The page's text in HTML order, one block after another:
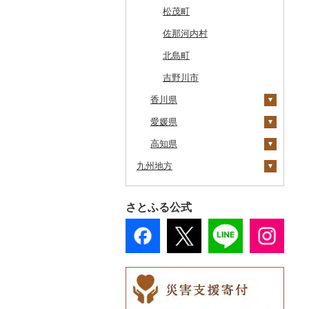
厚真町
奥尻町
網走市
浦河町
広尾町
中札内村
滝川市
比布町
鶴居村
釧路市
苫前町
当別町
占冠村
上士幌町
中泊町
外ヶ浜町
つがる市
弘前市
鰺ヶ沢町
むつ市
田舎館村
青森県（県庁）
三沢市
西目屋村
西和賀町
北上市
平泉町
洋野町
大船渡市
山田町
大槌町
蔵王町
女川町
気仙沼市
美里町
松島町
大和町
大郷町
南三陸町
仙台市
大河原町
角田市
涌谷町
八峰町
鹿角市
大仙市
八郎潟町
山辺町
戸沢村
舟形町
最上町
真室川町
寒河江市
西川町
高畠町
山形市
三川町
大江町
米沢市
磐梯町
三春町
本宮市
柳津町
鮫川村
福島市
新地町
葛尾村
三島町
桑折町
矢吹町
国見町
喜多方市
常陸大宮市
笠間市
行方市
結城市
城里町
水戸市
鉾田市
桜川市
石岡市
茨城県（県庁）
坂東市
小美玉市
大子町
益子町
芳賀町
野木町
前橋市
藤岡市
邑楽町
板倉町
嬬恋村
草津町
高崎市
群馬県（県庁）
大泉町
長野原町
中之条町
幸手市
日高市
蓮田市
川越市
宮代町
吉見町
東松山市
入間市
志木市
北本市
桶川市
加須市
八潮市
いすみ市
東庄町
館山市
大網白里市
一宮町
佐倉市
木更津市
茂原市
野田市
山武市
鴨川市
印西市
船橋市
北区
多摩市
稲城市
世田谷区
日の出町
板橋区
渋谷区
千代田区
新宿区
江東区
青梅市
国立市
福生市
綾瀬市
横須賀市
三浦市
大磯町
箱根町
横浜市
茅ヶ崎市
川崎市
厚木市
海老名市
相模原市
座間市
柏崎市
村上市
妙高市
聖籠町
刈羽村
湯沢町
新潟市
身延町
早川町
南部町
昭和町
甲府市
甲州市
丹波山村
伊那市
立科町
東御市
中野市
豊丘村
売木村
小諸市
木曽町
箕輪町
駒ヶ根市
王滝村
千曲市
茅野市
中津川市
高山市
郡上市
白川村
御嵩町
海津市
関ケ原町
七宗町
笠松町
東白川村
土岐市
岐阜県（県庁）
多治見市
袋井市
熱海市
掛川市
伊豆の国市
小山町
森町
川根本町
富士市
御前崎市
東伊豆町
西伊豆町
清水町
松崎町
愛知県（県庁）
蒲郡市
東郷町
犬山市
弥富市
東海市
新城市
春日井市
瀬戸市
大府市
半田市
あま市
小牧市
津市
名張市
東員町
玉城町
精華町
南山城村
京都市
舞鶴市
和束町
八幡市
京田辺市
向日市
富田林市
松原市
柏原市
羽曳野市
大阪府（府庁）
吹田市
河南町
和泉市
高槻市
豊中市
箕面市
太子町
千早赤阪村
稲美町
養父市
南あわじ市
洲本市
猪名川町
尼崎市
加西市
宝塚市
淡路市
丹波篠山市
香美町
芦屋市
川西市
川上村
斑鳩町
平群町
黒滝村
御所市
上牧町
明日香村
吉野町
奈良市
大和郡山市
野迫川村
葛城市
生駒市
日高川町
紀の川市
上富田町
白浜町
由良町
すさみ町
日高町
有田川町
印南町
和歌山県（県庁）
みなべ町
かつらぎ町
北山村
総社市
新庄村
高梁市
勝央町
倉敷市
矢掛町
鏡野町
三原市
安芸高田市
松茂町
佐那河内村
北島町
吉野川市
香川県
高松市
直島町
さぬき市
多度津町
三豊市
観音寺市
宇多津町
香川県（県庁）
愛媛県
今治市
鬼北町
西予市
八幡浜市
久万高原町
上島町
愛南町
高知県
香美市
馬路村
芸西村
須崎市
日高村
黒潮町
九州地方
福岡県
那珂川市
添田町
大刀洗町
苅田町
佐賀県
嬉野市
佐賀県（県庁）
江北町
長崎県
松浦市
諫早市
熊本県
湯前町
大分県
九重町
宮崎県
さとふる公式